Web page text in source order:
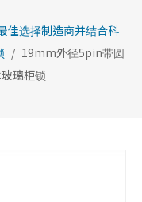
佳选择制造商并结合科
/ 19mm外径5pin带圆
璃柜锁